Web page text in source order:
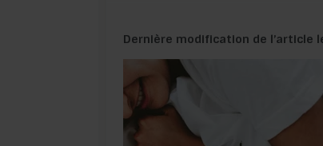
Dernière modification de l’article